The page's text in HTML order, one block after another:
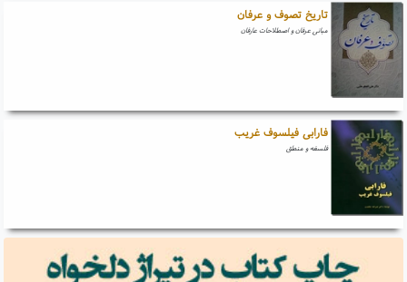
تاریخ تصوف و عرفان
مبانی عرفان و اصطلاحات عارفان
فارابی فیلسوف غریب
فلسفه و منطق